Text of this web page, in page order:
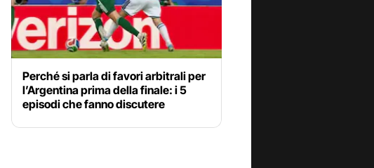
Perché si parla di favori arbitrali per
l’Argentina prima della finale: i 5
episodi che fanno discutere